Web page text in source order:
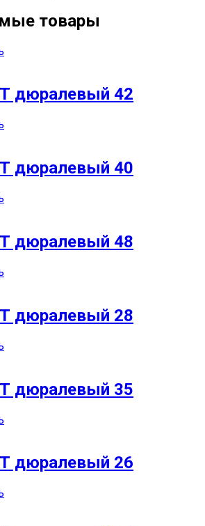
товары
дюралевый 42
дюралевый 40
дюралевый 48
дюралевый 28
дюралевый 35
дюралевый 26